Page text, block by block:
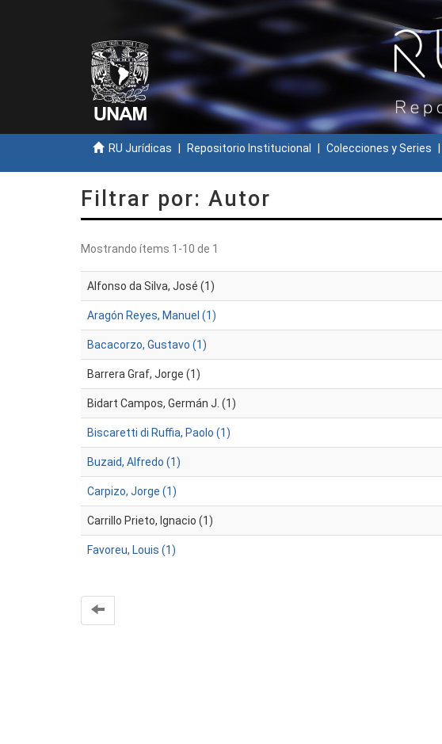
RU Jurídicas Repositorio Institucional Colecciones y Series
Filtrar por: Autor
Mostrando ítems 1-10 de 1
Alfonso da Silva, José (1)
Aragón Reyes, Manuel (1)
Bacacorzo, Gustavo (1)
Barrera Graf, Jorge (1)
Bidart Campos, Germán J. (1)
Biscaretti di Ruffia, Paolo (1)
Buzaid, Alfredo (1)
Carpizo, Jorge (1)
Carrillo Prieto, Ignacio (1)
Favoreu, Louis (1)